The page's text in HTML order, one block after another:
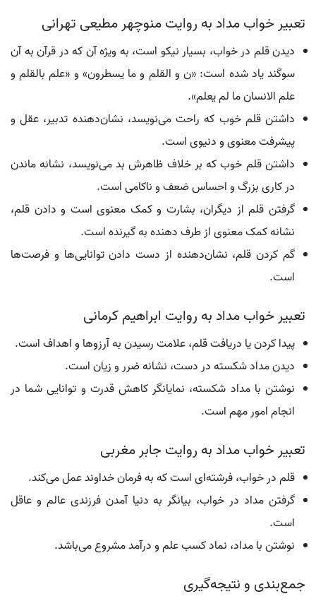
تعبیر خواب مداد به روایت منوچهر مطیعی تهرانی
دیدن قلم در خواب، بسیار نیکو است، به ویژه آن که در قرآن به آن
سوگند یاد شده است: «ن و القلم و ما یسطرون» و «علم بالقلم و
علم الانسان ما لم یعلم».
داشتن قلم خوب که راحت می‌نویسد، نشان‌دهنده تدبیر، عقل و
پیشرفت معنوی و دنیوی است.
داشتن قلم خوب که بر خلاف ظاهرش بد می‌نویسد، نشانه ماندن
در کاری بزرگ و احساس ضعف و ناکامی است.
گرفتن قلم از دیگران، بشارت و کمک معنوی است و دادن قلم،
نشانه کمک معنوی از طرف دهنده به گیرنده است.
گم کردن قلم، نشان‌دهنده از دست دادن توانایی‌ها و فرصت‌ها
است.
تعبیر خواب مداد به روایت ابراهیم کرمانی
پیدا کردن یا دریافت قلم، علامت رسیدن به آرزوها و اهداف است.
دیدن مداد شکسته در دست، نشانه ضرر و زیان است.
نوشتن با مداد شکسته، نمایانگر کاهش قدرت و توانایی شما در
انجام امور مهم است.
تعبیر خواب مداد به روایت جابر مغربی
قلم در خواب، فرشته‌ای است که به فرمان خداوند عمل می‌کند.
گرفتن مداد در خواب، بیانگر به دنیا آمدن فرزندی عالم و عاقل
است.
نوشتن با مداد، نماد کسب علم و درآمد مشروع می‌باشد.
جمع‌بندی و نتیجه‌گیری